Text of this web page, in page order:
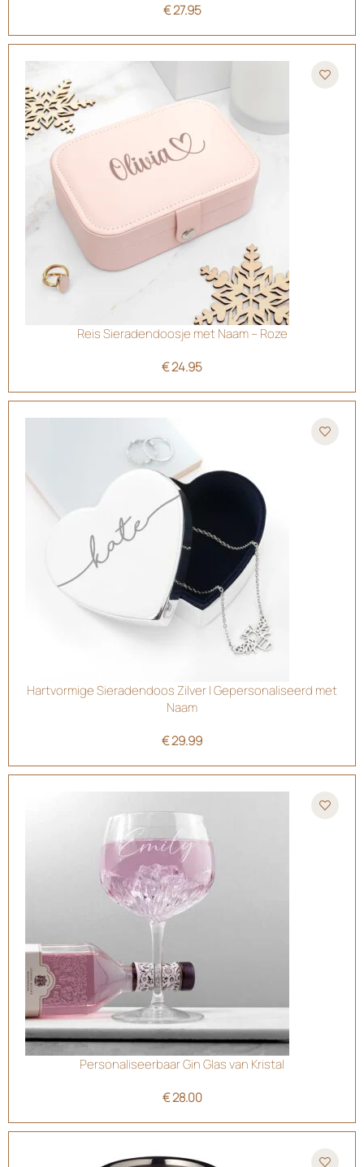
€27.95
Reis Sieradendoosje met Naam – Roze
€24.95
Hartvormige Sieradendoos Zilver | Gepersonaliseerd met
Naam
€29.99
Personaliseerbaar Gin Glas van Kristal
€28.00